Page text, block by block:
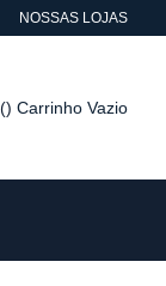
NOSSAS LOJAS
Carrinho Vazio